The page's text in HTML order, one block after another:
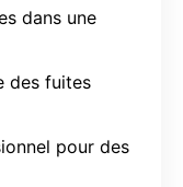
dans une
des fuites
pour des